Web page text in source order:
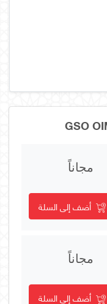
مجاناً
أضف إلى السلة
مجاناً
أضف إلى السلة